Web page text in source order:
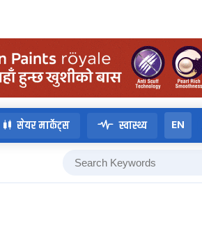
सेयर मार्केट्स स्वास्थ्य EN